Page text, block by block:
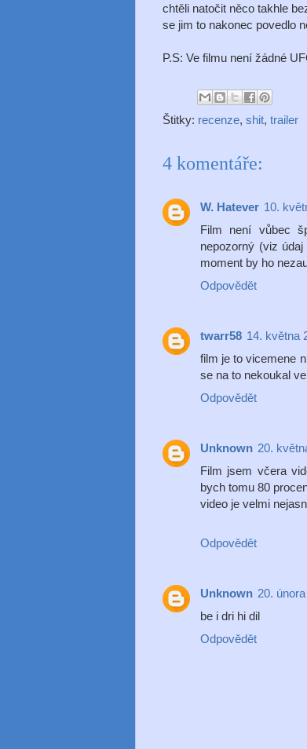
chtěli natočit něco takhle
se jim to nakonec povedlo
P.S: Ve filmu není žádné
Štitky: recenze, shit, trailer
4 komentáře:
W. Hatever 10.
Film není vůbec
nepozorný (viz
moment by ho
Odpovědět
twarr58 14. května
film je to vicemene
se na to nekoukal
Odpovědět
Unknown 20.
Film jsem včera
bych tomu 80
video je velmi
Odpovědět
Unknown 20.
be i dri hi dil
Odpovědět